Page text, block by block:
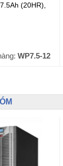
(20HR),
WP7.5-12